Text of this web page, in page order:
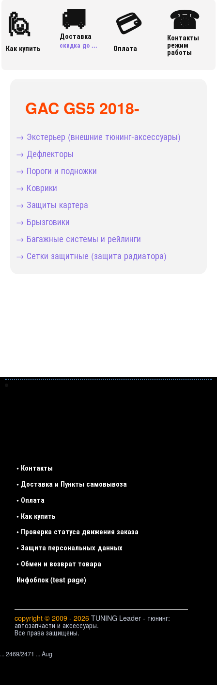
🙋
Как купить
🚚
Доставка
скидка до ...
💳
Оплата
☎
Контакты
режим
работы
GAC GS5 2018-
→ Экстерьер (внешние тюнинг-аксессуары)
→ Дефлекторы
→ Пороги и подножки
→ Коврики
→ Защиты картера
→ Брызговики
→ Багажные системы и рейлинги
→ Сетки защитные (защита радиатора)
• Контакты
• Доставка и Пункты самовывоза
• Оплата
• Как купить
• Проверка статуса движения заказа
• Защита персональных данных
• Обмен и возврат товара
Инфоблок (test page)
copyright © 2009 - 2026 TUNING Leader - тюнинг:
автозапчасти и аксессуары.
Все права защищены.
... 2469/2471 ... Aug